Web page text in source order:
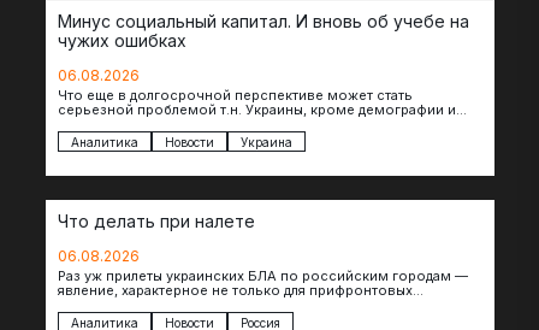
Минус социальный капитал. И вновь об учебе на
чужих ошибках
06.08.2026
Что еще в долгосрочной перспективе может стать
серьезной проблемой т.н. Украины, кроме демографии и
которых будет…
Аналитика Новости Украина
Что делать при налете
06.08.2026
Раз уж прилеты украинских БЛА по российским городам —
явление, характерное не только для прифронтовых
Аналитика Новости Россия